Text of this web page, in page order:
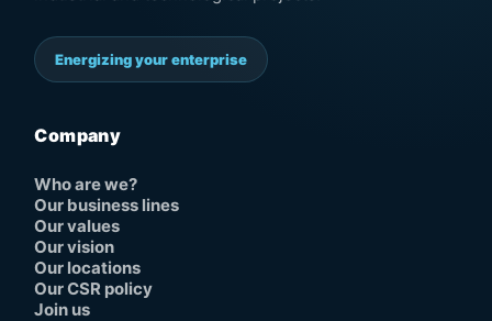
Energizing your enterprise
Company
Who are we?
Our business lines
Our values
Our vision
Our locations
Our CSR policy
Join us